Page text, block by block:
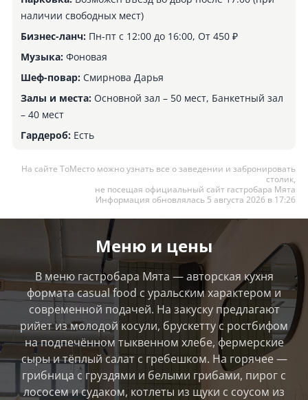
наличии свободных мест)
Бизнес-ланч:Пн-пт с 12:00 до 16:00, От 450 ₽
Музыка:Фоновая
Шеф-повар:Смирнова Дарья
Залы и места:Основной зал – 50 мест, Банкетный зал
– 40 мест
Гардероб:Есть
На сайте ТоМесто можно узнать все о заведении и забронировать
столик,
не посещая официальный сайт гастробара Мята
Информация обновлялась 5 августа 2026 в 17:26
Меню и цены
В меню гастробара Мята — авторская кухня
формата casual food с уральским характером и
современной подачей. На закуску предлагают
рийет из молодой косули, брускетту с ростбифом
на подпечённом тыквенном хлебе, фермерские
сыры и тёплый салат с гребешком. На горячее —
грибница с груздями и белыми грибами, пирог с
лососем и судаком, котлеты из щуки с соусом из